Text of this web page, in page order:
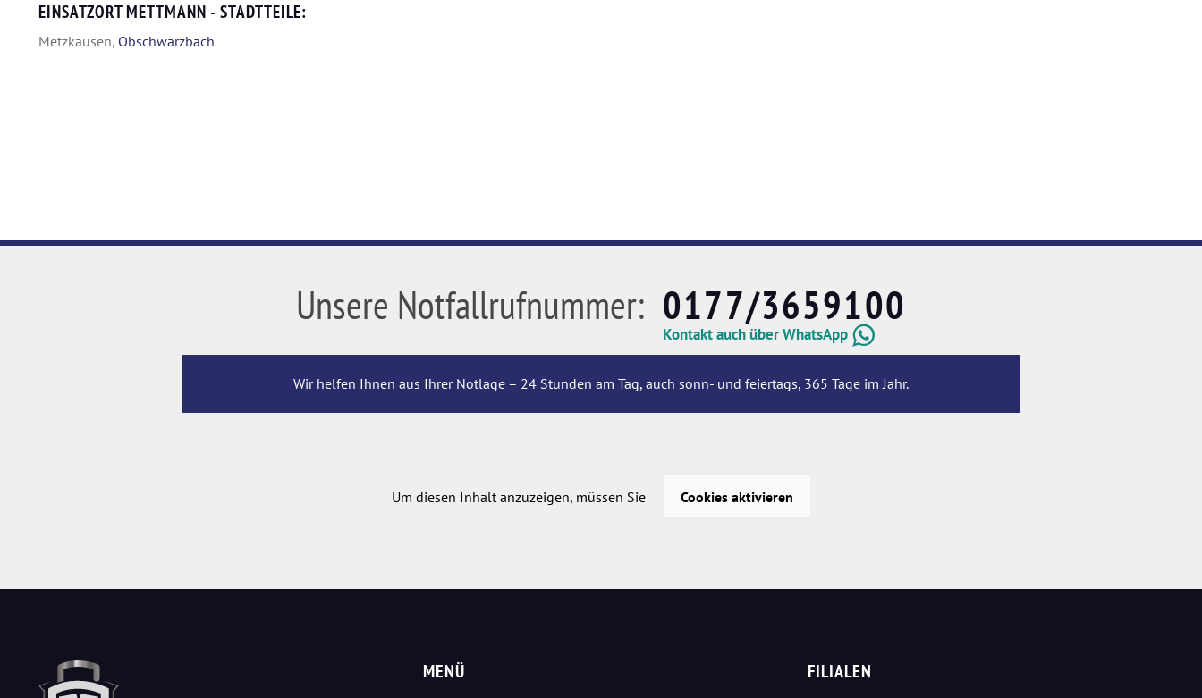
EINSATZORT METTMANN - STADTTEILE:
Metzkausen, Obschwarzbach
Unsere Notfallrufnummer: 0177/3659100
Kontakt auch über WhatsApp
Wir helfen Ihnen aus Ihrer Notlage – 24 Stunden am Tag, auch sonn- und feiertags, 365 Tage im Jahr.
Um diesen Inhalt anzuzeigen, müssen Sie Cookies aktivieren
MENÜ FILIALEN